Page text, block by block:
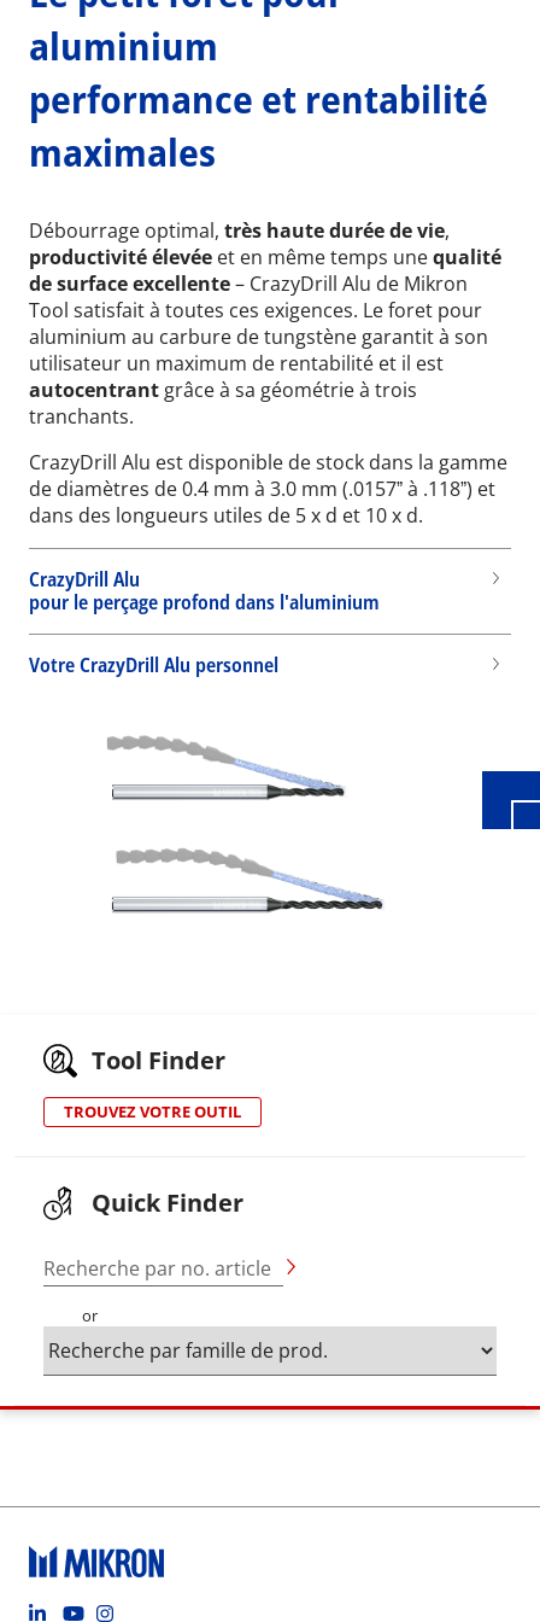
aluminium
performance et rentabilité
maximales
Débourrage optimal, très haute durée de vie,
productivité élevée et en même temps unequalité
de surface excellente– CrazyDrill Alu de Mikron
Tool satisfait à toutes ces exigences. Le foret pour
aluminium au carbure de tungstène garantit à son
utilisateur un maximum de rentabilité et il est
autocentrant grâce à sa géométrie à trois
tranchants.
CrazyDrill Alu est disponible de stock dans la gamme
de diamètres de 0.4 mm à 3.0 mm (.0157ˮ à .118ˮ) et
dans des longueurs utiles de 5 x d et 10 x d.
CrazyDrill Alu
pour le perçage profond dans l'aluminium
Votre CrazyDrill Alu personnel
Tool Finder
TROUVEZ VOTRE OUTIL
Quick Finder
Recherche par no. article
or
Footer social